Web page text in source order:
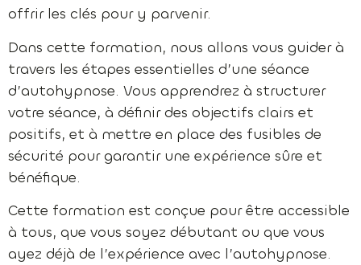
offrir les clés pour y parvenir.
Dans cette formation, nous allons vous guider à
travers les étapes essentielles d’une séance
d’autohypnose. Vous apprendrez à structurer
votre séance, à définir des objectifs clairs et
positifs, et à mettre en place des fusibles de
sécurité pour garantir une expérience sûre et
bénéfique.
Cette formation est conçue pour être accessible
à tous, que vous soyez débutant ou que vous
ayez déjà de l’expérience avec l’autohypnose.